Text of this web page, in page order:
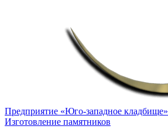
Предприятие «Юго-западное кладбище»
Изготовление памятников